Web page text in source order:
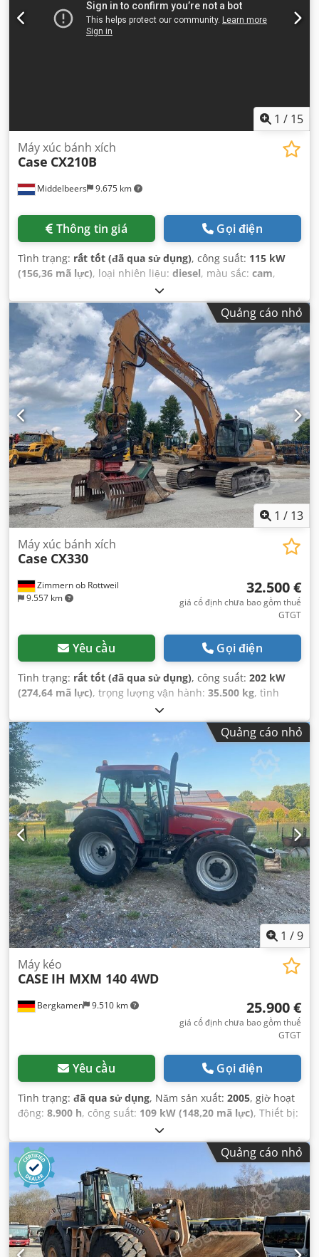
1 / 15
Middelbeers 9.675 km
Máy xúc bánh xích
Case CX210B
Thông tin giá Gọi điện
Tình trạng: rất tốt (đã qua sử dụng), công suất: 115 kW
(156,36 mã lực), loại nhiên liệu: diesel, màu sắc: cam,
, Năm sản xuất:
động:15.109 h,
Quảng cáo nhỏ
1 / 13
Zimmern ob Rottweil
9.557 km
Máy xúc bánh xích
Case CX330
32.500 €
giá cố định chưa bao gồm thuế
GTGT
Yêu cầu Gọi điện
Tình trạng: rất tốt (đã qua sử dụng), công suất: 202 kW
(274,64 mã lực), trọng lượng vận hành: 35.500 kg, tình
, Năm sản xuất:
động:9.139 h, Thiết bị:điều hòa không khí,
Quảng cáo nhỏ
1 /9
Bergkamen 9.510 km
Máy kéo
CASE IH MXM 140 4WD
25.900 €
giá cố định chưa bao gồm thuế
GTGT
Yêu cầu Gọi điện
Tình trạng: đã qua sử dụng, Năm sản xuất: 2005, giờ hoạt
động: 8.900 h, công suất: 109 kW (148,20 mã lực), Thiết bị:
ABS, cabin, dẫn động bốn bánh, điều hòa không khí
Quảng cáo nhỏ